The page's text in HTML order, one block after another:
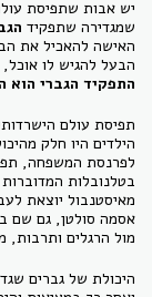
יש אבות שתפיסת
שמגדירה שתפקיד
האישה להאכיל את
הבעל להגיש לו
התפקיד הגברי הוא
הילדים היו חלק
לפרנסת המשפחה,
בטלנובלות
מאיסטנבול יוצאת
אסמה סולטן, גם שם
מול הרגלים ותרבות,
היכולת של גברים